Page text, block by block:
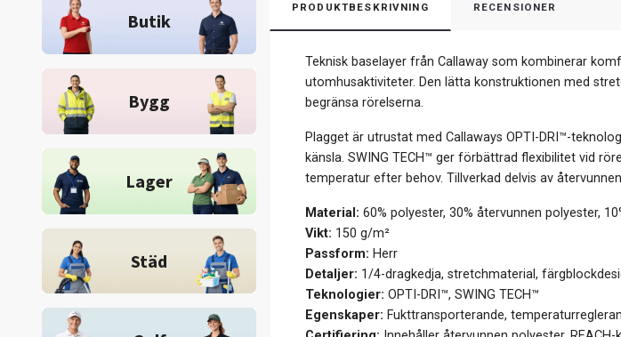
Butik
Bygg
Lager
Städ
PRODUKTBESKRIVNING RECENSIONER
Teknisk baselayer från Callaway som kombinerar
utomhusaktiviteter. Den lätta konstruktionen med
begränsa rörelserna.
Plagget är utrustat med Callaways OPTI-DRI™-
känsla. SWING TECH™ ger förbättrad flexibilitet vid
temperatur efter behov. Tillverkad delvis av
Material: 60% polyester, 30% återvunnen polyester,
Vikt: 150 g/m²
Passform: Herr
Detaljer: 1/4-dragkedja, stretchmaterial,
Teknologier: OPTI-DRI™, SWING TECH™
Egenskaper: Fukttransporterande,